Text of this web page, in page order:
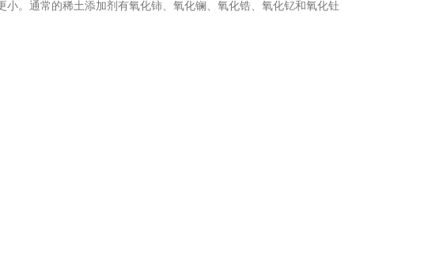
。通常的稀土添加剂有氧化铈、氧化镧、氧化锆、氧化钇和氧化钍